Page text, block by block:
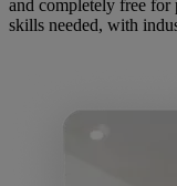
and completely free for
skills needed, with